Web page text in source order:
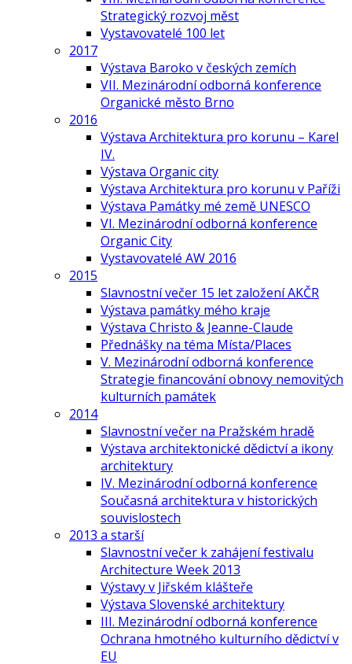
Strategický rozvoj měst
Vystavovatelé 100 let
2017
Výstava Baroko v českých zemích
VII. Mezinárodní odborná konference
Organické město Brno
2016
Výstava Architektura pro korunu – Karel
IV.
Výstava Organic city
Výstava Architektura pro korunu v Paříži
Výstava Památky mé země UNESCO
VI. Mezinárodní odborná konference
Organic City
Vystavovatelé AW 2016
2015
Slavnostní večer 15 let založení AKČR
Výstava památky mého kraje
Výstava Christo & Jeanne-Claude
Přednášky na téma Místa/Places
V. Mezinárodní odborná konference
Strategie financování obnovy nemovitých
kulturních památek
2014
Slavnostní večer na Pražském hradě
Výstava architektonické dědictví a ikony
architektury
IV. Mezinárodní odborná konference
Současná architektura v historických
souvislostech
2013 a starší
Slavnostní večer k zahájení festivalu
Architecture Week 2013
Výstavy v Jiřském klášteře
Výstava Slovenské architektury
III. Mezinárodní odborná konference
Ochrana hmotného kulturního dědictví v
EU